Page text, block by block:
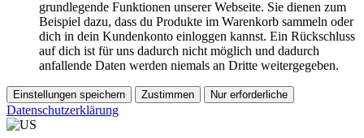
grundlegende Funktionen unserer Webseite. Sie dienen zum
Beispiel dazu, dass du Produkte im Warenkorb sammeln oder
dich in dein Kundenkonto einloggen kannst. Ein Rückschluss
auf dich ist für uns dadurch nicht möglich und dadurch
anfallende Daten werden niemals an Dritte weitergegeben.
Einstellungen speichern Zustimmen Nur erforderliche
Datenschutzerklärung